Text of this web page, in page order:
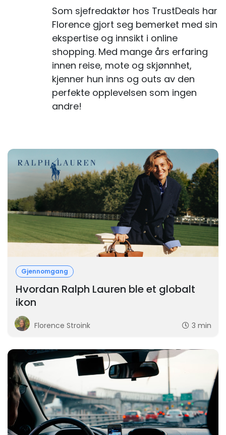
Som sjefredaktør hos TrustDeals har
Florence gjort seg bemerket med sin
ekspertise og innsikt i online
shopping. Med mange års erfaring
innen reise, mote og skjønnhet,
kjenner hun inns og outs av den
perfekte opplevelsen som ingen
andre!
Gjennomgang
Hvordan Ralph Lauren ble et globalt
ikon
Florence Stroink 3 min